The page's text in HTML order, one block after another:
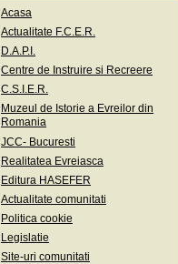
Acasa
Actualitate F.C.E.R.
D.A.P.I.
Centre de Instruire si Recreere
C.S.I.E.R.
Muzeul de Istorie a Evreilor din
Romania
JCC- Bucuresti
Realitatea Evreiasca
Editura HASEFER
Actualitate comunitati
Politica cookie
Legislatie
Site-uri comunitati